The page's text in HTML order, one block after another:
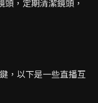
頭，定期清潔鏡頭，
，以下是一些直播互